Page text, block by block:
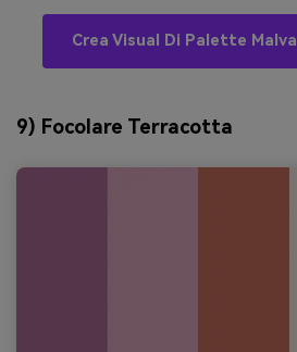
Crea Visual Di Palette
9) Focolare Terracotta